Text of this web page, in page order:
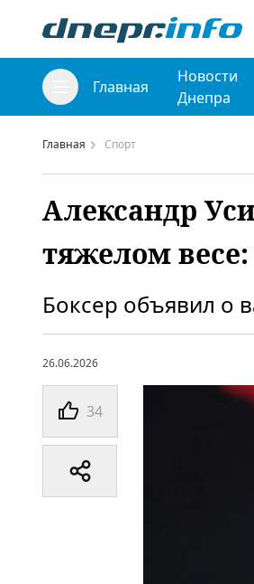
Главная
Новости
Днепра
Главная Спорт
Александр
тяжелом весе:
Боксер объявил о
26.06.2026
34